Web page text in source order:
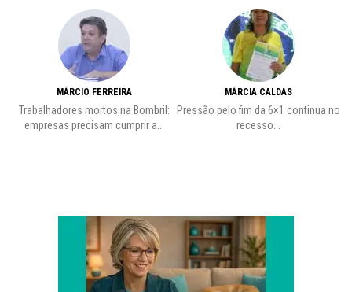
MÁRCIO FERREIRA
Trabalhadores mortos na Bombril:
empresas precisam cumprir a...
MÁRCIA CALDAS
Pressão pelo fim da 6×1 continua no
recesso...